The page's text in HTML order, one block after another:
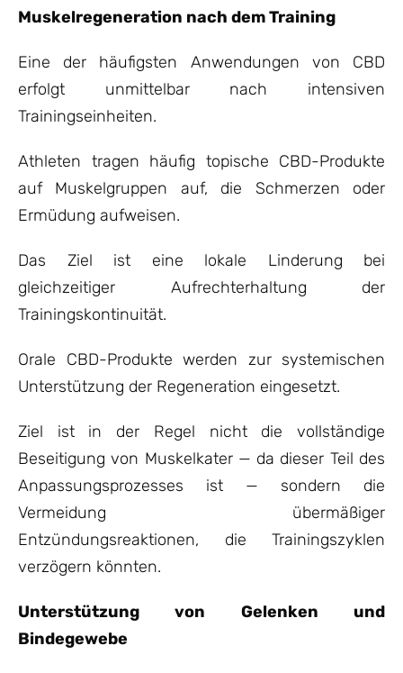
Muskelregeneration nach dem Training
Eine der häufigsten Anwendungen von CBD
erfolgt unmittelbar nach intensiven
Trainingseinheiten.
Athleten tragen häufig topische CBD-Produkte
auf Muskelgruppen auf, die Schmerzen oder
Ermüdung aufweisen.
Das Ziel ist eine lokale Linderung bei
gleichzeitiger Aufrechterhaltung der
Trainingskontinuität.
Orale CBD-Produkte werden zur systemischen
Unterstützung der Regeneration eingesetzt.
Ziel ist in der Regel nicht die vollständige
Beseitigung von Muskelkater — da dieser Teil des
Anpassungsprozesses ist — sondern die
Vermeidung übermäßiger
Entzündungsreaktionen, die Trainingszyklen
verzögern könnten.
Unterstützung von Gelenken und
Bindegewebe